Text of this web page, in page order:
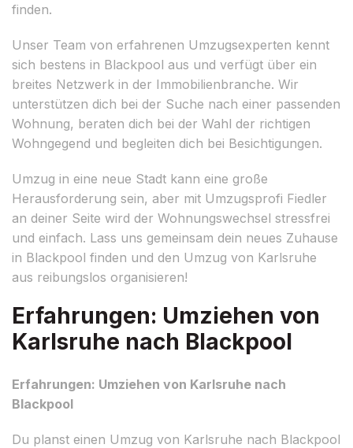
finden.
Unser Team von erfahrenen Umzugsexperten kennt
sich bestens in Blackpool aus und verfügt über ein
breites Netzwerk in der Immobilienbranche. Wir
unterstützen dich bei der Suche nach einer passenden
Wohnung, beraten dich bei der Wahl der richtigen
Wohngegend und begleiten dich bei Besichtigungen.
Umzug in eine neue Stadt kann eine große
Herausforderung sein, aber mit Umzugsprofi Fiedler
an deiner Seite wird der Wohnungswechsel stressfrei
und einfach. Lass uns gemeinsam dein neues Zuhause
in Blackpool finden und den Umzug von Karlsruhe
aus reibungslos organisieren!
Erfahrungen: Umziehen von
Karlsruhe nach Blackpool
Erfahrungen: Umziehen von Karlsruhe nach
Blackpool
Du planst einen Umzug von Karlsruhe nach Blackpool